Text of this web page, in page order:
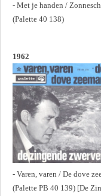
- Met je handen /
(Palette 40 138)
1962
- Varen, varen / De dove
(Palette PB 40 139) [De